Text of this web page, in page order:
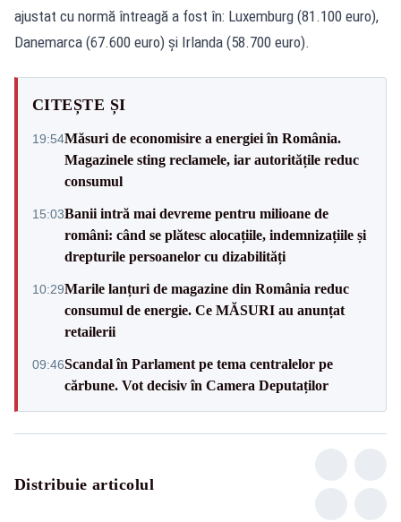
ajustat cu normă întreagă a fost în: Luxemburg (81.100 euro),
Danemarca (67.600 euro) şi Irlanda (58.700 euro).
CITEȘTE ȘI
19:54Măsuri de economisire a energiei în România.
Magazinele sting reclamele, iar autoritățile reduc
consumul
15:03Banii intră mai devreme pentru milioane de
români: când se plătesc alocațiile, indemnizațiile și
drepturile persoanelor cu dizabilități
10:29Marile lanțuri de magazine din România reduc
consumul de energie. Ce MĂSURI au anunțat
retailerii
09:46Scandal în Parlament pe tema centralelor pe
cărbune. Vot decisiv în Camera Deputaților
Distribuie articolul